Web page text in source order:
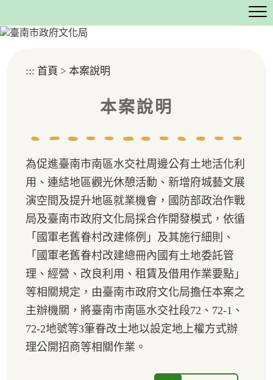
主
::: 首頁 > 本案說明
本案說明
為促進臺南市南區水交社周邊公有土地活化利
用、連結地區觀光休憩活動、新增府城藝文展
演空間及提升地區就業機會，國防部政治作戰
局及臺南市政府文化局採合作開發模式，依循
「國軍老舊眷村改建條例」及其施行細則、
「國軍老舊眷村改建總冊內國有土地委託管
理、經營、改良利用、租賃及借用作業要點」
等相關規定，由臺南市政府文化局擔任本案之
主辦機關，將臺南市南區水交社段72、72-1、
72-2地號等3筆眷改土地以設定地上權方式辦
理公開招商等相關作業。